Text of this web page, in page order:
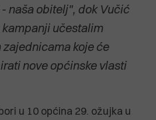
naša obitelj", dok Vučić
učestalim
koje će
nove općinske vlasti
u 10 općina 29. ožujka u